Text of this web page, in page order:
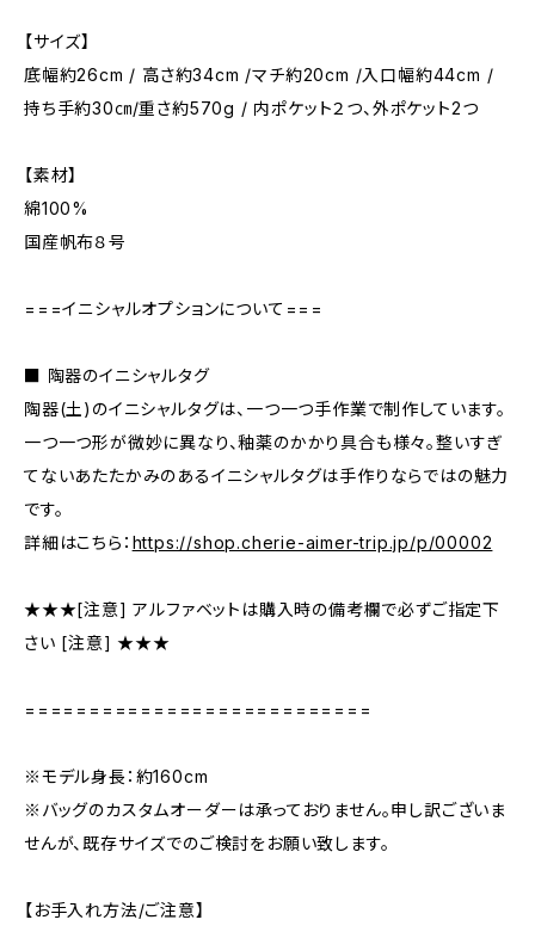
【サイズ】
底幅約26cm / 高さ約34cm /マチ約20cm /入口幅約44cm /
持ち手約30㎝/重さ約570g / 内ポケット２つ、外ポケット2つ
【素材】
綿100%
国産帆布８号
===イニシャルオプションについて===
■ 陶器のイニシャルタグ
陶器(土)のイニシャルタグは、一つ一つ手作業で制作しています。
一つ一つ形が微妙に異なり、釉薬のかかり具合も様々。整いすぎ
てないあたたかみのあるイニシャルタグは手作りならではの魅力
です。
詳細はこちら： https://shop.cherie-aimer-trip.jp/p/00002
★★★[注意] アルファベットは購入時の備考欄で必ずご指定下
さい [注意] ★★★
===========================
※モデル身長：約160cm
※バッグのカスタムオーダーは承っておりません。申し訳ございま
せんが、既存サイズでのご検討をお願い致します。
【お手入れ方法/ご注意】